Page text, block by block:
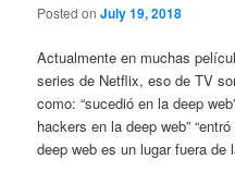
Posted onJuly 19, 2018
Actualmente en muchas
series de Netflix, eso de TV
como: “sucedió en la deep
hackers en la deep web”
deep web es un lugar fuera de